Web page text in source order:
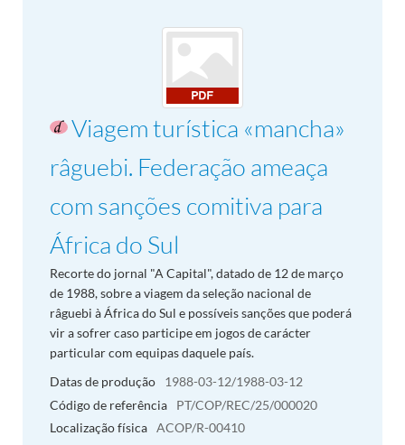
Viagem turística «mancha»
râguebi. Federação ameaça
com sanções comitiva para
África do Sul
Recorte do jornal "A Capital", datado de 12 de março
de 1988, sobre a viagem da seleção nacional de
râguebi à África do Sul e possíveis sanções que poderá
vir a sofrer caso participe em jogos de carácter
particular com equipas daquele país.
Datas de produção
1988-03-12/1988-03-12
Código de referência
PT/COP/REC/25/000020
Localização física ACOP/R-00410